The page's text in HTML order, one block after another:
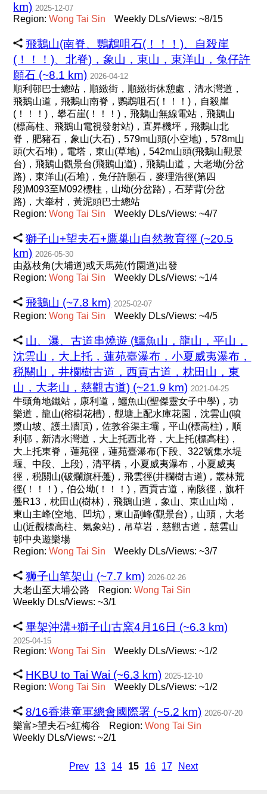
km) 2025-12-07
Region:Wong Tai Sin Weekly DLs/Views: ~8/15
飛鵝山(南脊、鸚鵡咀石(！！！)、自殺崖
(！！！)、北脊)，象山，東山，東洋山，兔仔許
願石 (~8.1 km) 2026-04-12
順利邨巴士總站，順緻街，順緻街休憩處，清水灣道，
飛鵝山道，飛鵝山南脊，鸚鵡咀石(！！！)，自殺崖
(！！！)，攀石崖(！！！)，飛鵝山無線電站，飛鵝山
(標高柱、飛鵝山電視發射站)，直昇機坪，飛鵝山北
脊，肥豬石，象山(大石)，579m山頭(小空地)，578m山
頭(大石堆)，電塔，東山(草地)，542m山頭(飛鵝山觀景
台)，飛鵝山觀景台(飛鵝山道)，飛鵝山道，大老坳(分岔
路)，東洋山(石堆)，兔仔許願石，麥理浩徑(第四
段)M093至M092標柱，山坳(分岔路)，石芽背(分岔
路)，大輋村，黃泥頭巴士總站
Region:Wong Tai Sin Weekly DLs/Views: ~4/7
獅子山+望夫石+鷹巢山自然教育徑 (~20.5
km) 2026-05-30
由荔枝角(大埔道)或天馬苑(竹園道)出發
Region:Wong Tai Sin Weekly DLs/Views: ~1/4
飛鵝山 (~7.8 km) 2025-02-07
Region:Wong Tai Sin Weekly DLs/Views: ~4/5
山、瀑、古道串燒遊 (鱷魚山，龍山，平山，
沈雲山，大上托，蓮苑臺瀑布，小夏威夷瀑布，
税關山，井欄樹古道，西貢古道，枕田山，東
山，大老山，慈觀古道) (~21.9 km) 2021-04-25
牛頭角地鐵站，康利道，鱷魚山(聖傑靈女子中學)，功
樂道，龍山(榕樹花槽)，觀塘上配水庫花園，沈雲山(噴
漿山坡、護土牆頂)，佐敦谷渠主壩，平山(標高柱)，順
利邨，新清水灣道，大上托西北脊，大上托(標高柱)，
大上托東脊，蓮苑徑，蓮苑臺瀑布(下段、322號集水堤
堰、中段、上段)，清平橋，小夏威夷瀑布，小夏威夷
徑，税關山(破爛旗杆躉)，飛雲徑(井欄樹古道)，叢林荒
徑(！！！)，伯公坳(！！！)，西貢古道，南陔徑，旗杆
躉R13，枕田山(樹林)，飛鵝山道，象山、東山山坳，
東山主峰(空地、凹坑)，東山副峰(觀景台)，山頭，大老
山(近觀標高柱、氣象站)，吊草岩，慈觀古道，慈雲山
邨中央遊樂場
Region:Wong Tai Sin Weekly DLs/Views: ~3/7
狮子山笔架山 (~7.7 km) 2026-02-26
大老山至大埔公路 Region:Wong Tai Sin
Weekly DLs/Views: ~3/1
畢架沖溝+獅子山古窯4月16日 (~6.3 km)
2025-04-15
Region:Wong Tai Sin Weekly DLs/Views: ~1/2
HKBU to Tai Wai (~6.3 km) 2025-12-10
Region:Wong Tai Sin Weekly DLs/Views: ~1/2
8/16香港童軍總會國際署 (~5.2 km) 2026-07-20
樂富>望夫石>紅梅谷 Region:Wong Tai Sin
Weekly DLs/Views: ~2/1
Prev 13 14 15 16 17 Next